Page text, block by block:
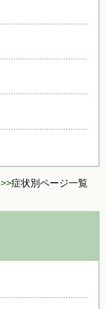
>>症状別ページ一覧